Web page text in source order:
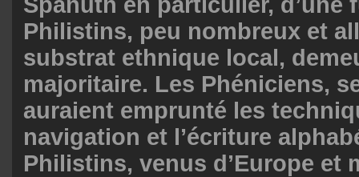
Philistins, peu nombreux et
substrat ethnique local,
majoritaire. Les Phéniciens,
auraient emprunté les
navigation et l’écriture
Philistins, venus d’Europe et